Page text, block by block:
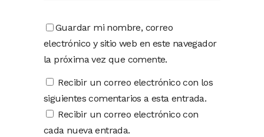
Guardar mi nombre, correo
electrónico y sitio web en este navegador
la próxima vez que comente.
Recibir un correo electrónico con los
siguientes comentarios a esta entrada.
Recibir un correo electrónico con
cada nueva entrada.